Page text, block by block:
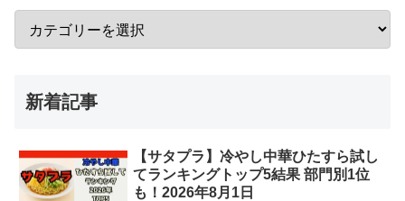
新着記事
【サタプラ】冷やし中華ひたすら試し
てランキングトップ5結果 部門別1位
も！2026年8月1日